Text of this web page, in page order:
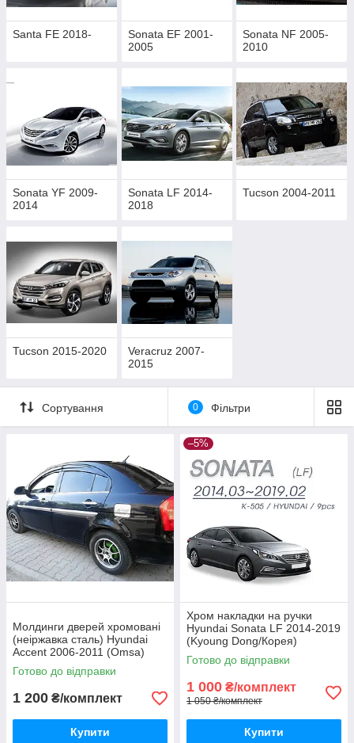
Santa FE 2018-
Sonata EF 2001-
2005
Sonata NF 2005-
2010
Sonata YF 2009-
2014
Sonata LF 2014-
2018
Tucson 2004-2011
Tucson 2015-2020
Veracruz 2007-
2015
Сортування 0 Фільтри
Молдинги дверей хромовані
(неіржавка сталь) Hyundai
Accent 2006-2011 (Omsa)
Готово до відправки
1 200 ₴/комплект
Купити
–5%
Хром накладки на ручки
Hyundai Sonata LF 2014-2019
(Kyoung Dong/Корея)
Готово до відправки
1 000 ₴/комплект
1 050 ₴/комплект
Купити